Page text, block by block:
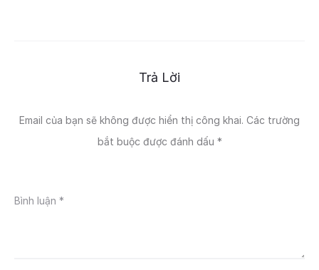
Trả Lời
Email của bạn sẽ không được hiển thị công khai. Các trường
bắt buộc được đánh dấu *
Bình luận *